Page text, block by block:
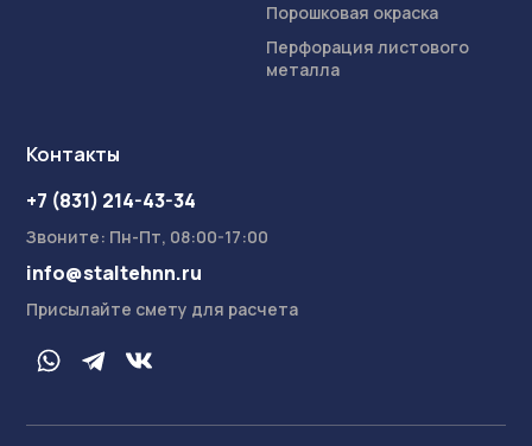
Порошковая окраска
Перфорация листового
металла
Контакты
+7 (831) 214-43-34
Звоните: Пн-Пт, 08:00-17:00
info@staltehnn.ru
Присылайте смету для расчета